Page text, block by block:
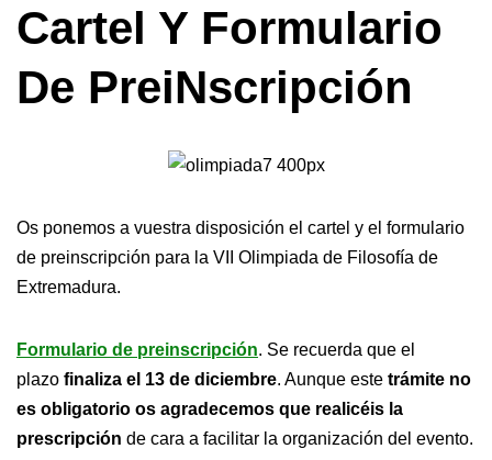
Cartel Y Formulario
De PreiNscripción
Os ponemos a vuestra disposición el cartel y el formulario
de preinscripción para la VII Olimpiada de Filosofía de
Extremadura.
Formulario de preinscripción. Se recuerda que el
plazo finaliza el 13 de diciembre. Aunque este trámite no
es obligatorio os agradecemos que realicéis la
prescripción de cara a facilitar la organización del evento.